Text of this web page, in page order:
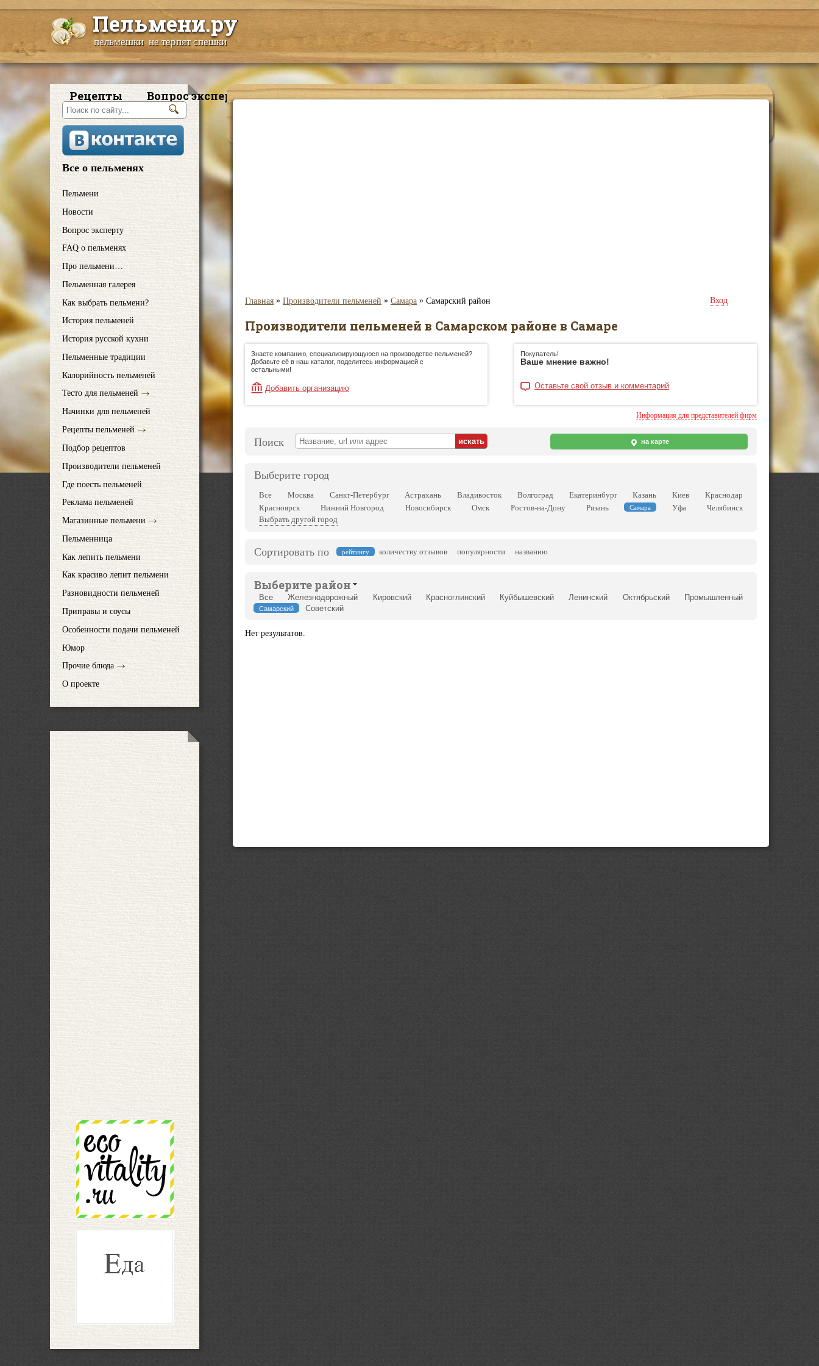
Пельмени.ру
пельмешки не терпят спешки
Рецепты Вопрос эксперту Где поесть Подбор рецепта О проекте
Все о пельменях
Пельмени
Новости
Вопрос эксперту
FAQ о пельменях
Про пельмени…
Пельменная галерея
Как выбрать пельмени?
История пельменей
История русской кухни
Пельменные традиции
Калорийность пельменей
Тесто для пельменей
Начинки для пельменей
Рецепты пельменей
Подбор рецептов
Производители пельменей
Где поесть пельменей
Реклама пельменей
Магазинные пельмени
Пельменница
Как лепить пельмени
Как красиво лепит пельмени
Разновидности пельменей
Приправы и соусы
Особенности подачи пельменей
Юмор
Прочие блюда
О проекте
Главная » Производители пельменей » Самара » Самарский район Вход
Производители пельменей в Самарском районе в Самаре
Знаете компанию, специализирующуюся на производстве пельменей?
Добавьте её в наш каталог, поделитесь информацией с
остальными!
Добавить организацию
Покупатель!
Ваше мнение важно!
Оставьте свой отзыв и комментарий
Информация для представителей фирм
Поиск на карте
Выберите город
Все Москва Санкт-Петербург Астрахань Владивосток Волгоград Екатеринбург Казань Киев
Краснодар
Красноярск
Нижний Новгород Новосибирск Омск Ростов-на-Дону Рязань Самара Уфа
Челябинск
Выбрать другой город
Сортировать по рейтингу количеству отзывов популярности названию
Выберите район
Все Железнодорожный Кировский Красноглинский Куйбышевский Ленинский Октябрьский Промышленный
Самарский Советский
Нет результатов.